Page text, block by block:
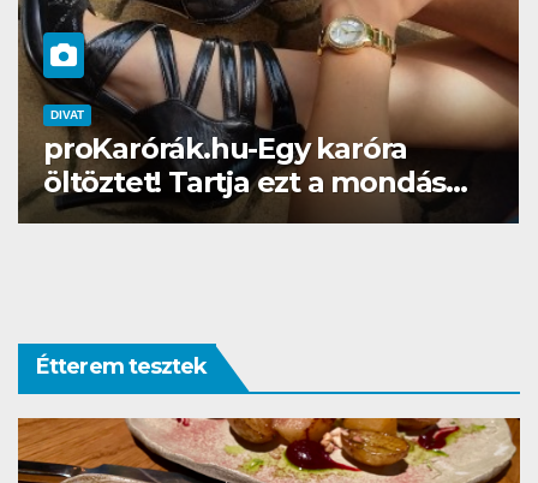
DIVAT SZÉPSÉG
Gél lakk otthon? Naná, a
Brillbirddel simán!
Étterem tesztek